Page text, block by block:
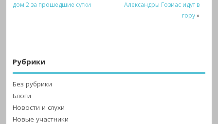
дом 2 за прошедшие сутки
Александры Гозиас идут в
гору»
Рубрики
Без рубрики
Блоги
Новости и слухи
Новые участники